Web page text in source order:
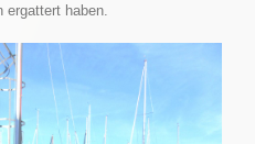
haben.